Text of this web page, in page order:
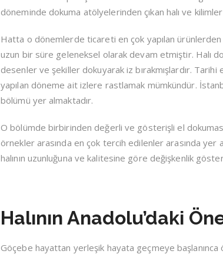
döneminde dokuma atölyelerinden çıkan halı ve
Hatta o dönemlerde ticareti en çok yapılan
uzun bir süre geleneksel olarak devam etmiştir. Halı
desenler ve şekiller dokuyarak iz bırakmışlardır.
yapılan döneme ait izlere rastlamak mümkündür.
bölümü yer almaktadır.
O bölümde birbirinden değerli ve gösterişli el
örnekler arasında en çok tercih edilenler arasında yer
halının uzunluğuna ve kalitesine göre değişkenlik
Halının Anadolu’daki
Göçebe hayattan yerleşik hayata geçmeye